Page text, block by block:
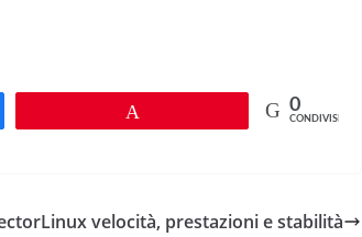
0
CONDIVISIONI
velocità, prestazioni e stabilità